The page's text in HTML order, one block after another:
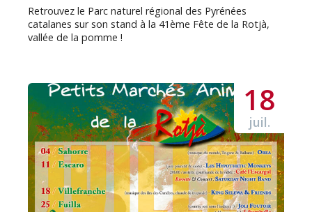
Retrouvez le Parc naturel régional des Pyrénées
catalanes sur son stand à la 41ème Fête de la Rotjà,
vallée de la pomme !
18
juil.